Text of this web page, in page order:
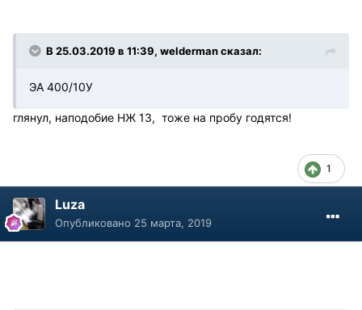
В 25.03.2019 в 11:39, welderman сказал:
ЭА 400/10У
глянул, наподобие НЖ 13, тоже на пробу годятся!
1
Luza
Опубликовано 25 марта, 2019